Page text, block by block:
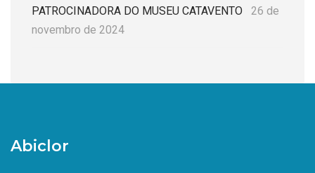
PATROCINADORA DO MUSEU CATAVENTO
26 de
novembro de 2024
Abiclor